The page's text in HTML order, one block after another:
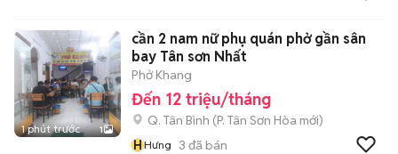
1 phút trước 1
cần 2 nam nữ phụ quán phở gần sân
bay Tân sơn Nhất
Phở Khang
Đến 12 triệu/tháng
Q. Tân Bình (P. Tân Sơn Hòa mới)
HHưng 3 đã bán